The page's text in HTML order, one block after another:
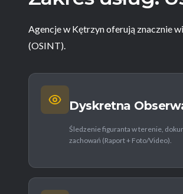
Agencje w Kętrzyn oferują znacznie
(OSINT).
Dyskretna
Śledzenie figuranta w terenie,
zachowań (Raport + Foto/Video).